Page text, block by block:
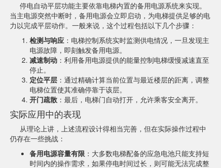
停电自动平层功能主要依靠电梯内置的备用电源系统来实现。
当主电源突然中断时，备用电源会立即启动，为电梯提供足够的电
力以完成平层动作。一般来说，这个过程包括以下几个步骤：
检测与响应 ：电梯控制系统实时监测供电情况，一旦发现主
电源故障，即刻触发备用电源。
减速制动 ：利用备用电源提供的能量控制电梯缓慢减速直至
停止。
定位平层 ：通过精确计算当前位置与最近楼层的距离，调整
电梯位置使其准确停靠于该层。
开门疏散 ：最后，电梯门自动打开，允许乘客安全离开。
实际应用中的表现
从理论上讲，上述流程设计得相当完善，但在实际操作过程中
仍存在一些挑战：
备用电源容量有限 ：大多数电梯配备的应急电池只能支持短
时间内的操作需求，如果停电时间过长，则可能无法完成整